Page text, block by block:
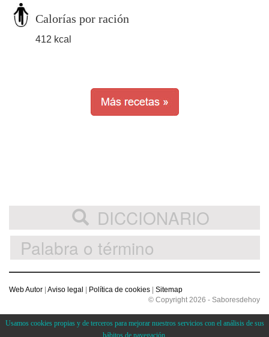
Calorías por ración
412 kcal
DICCIONARIO
Web Autor Aviso legal Política de cookies
Sitemap
© Copyright 2026 - Saboresdehoy
Usamos cookies propias y de terceros para mejorar nuestros servicios con el análisis de sus
hábitos de navegación.